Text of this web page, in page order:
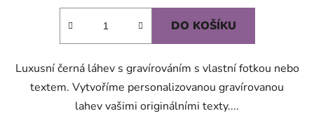
DO KOŠÍKU
Luxusní černá láhev s gravírováním s vlastní fotkou nebo
textem. Vytvoříme personalizovanou gravírovanou
lahev vašimi originálními texty....